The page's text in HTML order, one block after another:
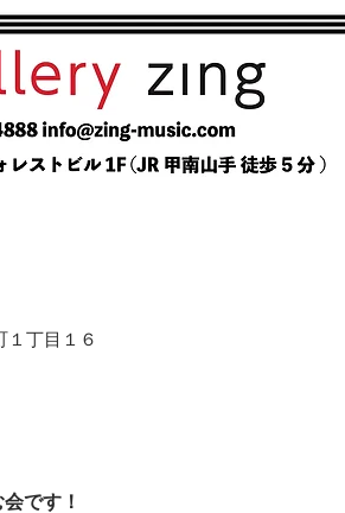
１丁目１６
です！